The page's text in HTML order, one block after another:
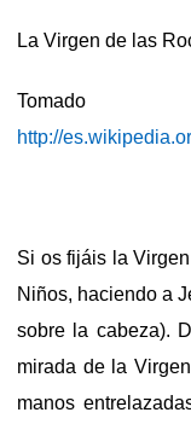
La Virgen de las
http://
Si os fijáis la
Niños, haciendo a
sobre la cabeza).
mirada de la
manos